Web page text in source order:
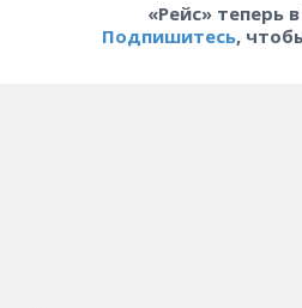
«Рейс» теперь
Подпишитесь,